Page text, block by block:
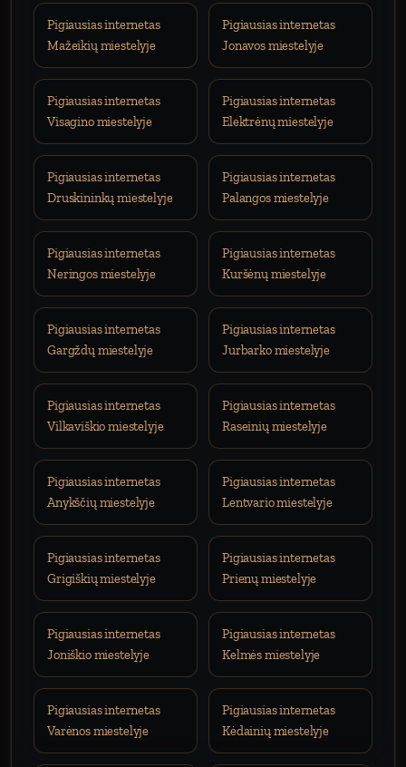
Pigiausias internetas
Mažeikių miestelyje
Pigiausias internetas
Jonavos miestelyje
Pigiausias internetas
Visagino miestelyje
Pigiausias internetas
Elektrėnų miestelyje
Pigiausias internetas
Druskininkų miestelyje
Pigiausias internetas
Palangos miestelyje
Pigiausias internetas
Neringos miestelyje
Pigiausias internetas
Kuršėnų miestelyje
Pigiausias internetas
Gargždų miestelyje
Pigiausias internetas
Jurbarko miestelyje
Pigiausias internetas
Vilkaviškio miestelyje
Pigiausias internetas
Raseinių miestelyje
Pigiausias internetas
Anykščių miestelyje
Pigiausias internetas
Lentvario miestelyje
Pigiausias internetas
Grigiškių miestelyje
Pigiausias internetas
Prienų miestelyje
Pigiausias internetas
Joniškio miestelyje
Pigiausias internetas
Kelmės miestelyje
Pigiausias internetas
Varėnos miestelyje
Pigiausias internetas
Kėdainių miestelyje